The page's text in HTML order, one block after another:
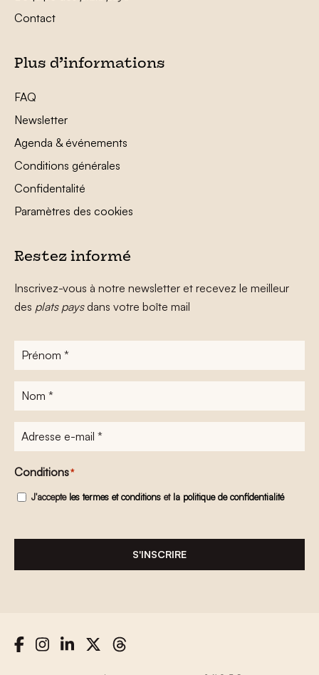
Contact
Plus d’informations
FAQ
Newsletter
Agenda & événements
Conditions générales
Confidentalité
Paramètres des cookies
Restez informé
Inscrivez-vous à notre newsletter et recevez le meilleur
des plats paysdans votre boîte mail
Prénom
Nom
Adresse
e-
mail*
Conditions*
J'accepte les termes et conditions et la politique de confidentialité
S'INSCRIRE